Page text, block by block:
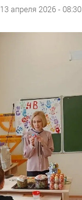
13 апреля 2026 - 08:30